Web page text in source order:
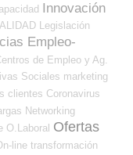
Innovación
Legislación
Empleo-
de Empleo y Ag.
Sociales marketing
clientes Coronavirus
Networking
O.Laboral Ofertas
line transformación